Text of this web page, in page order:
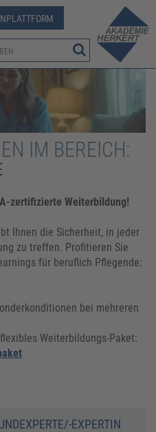
IM BEREICH:
zertifizierte Weiterbildung!
Ihnen die Sicherheit, in jeder
zu treffen. Profitieren Sie
für beruflich Pflegende:
bei mehreren
Weiterbildungs-Paket:
EXPERTIN